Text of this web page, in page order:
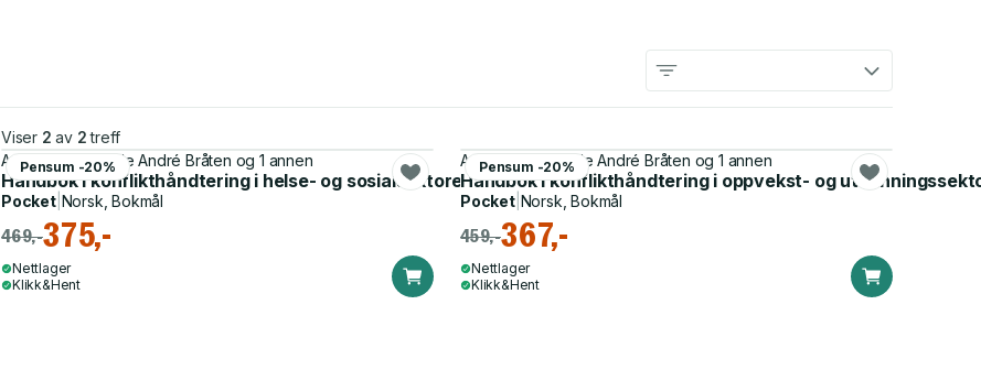
Viser 2 av 2 treff
Pensum -20%
Anette Falkum, Ole André Bråten og 1 annen
Håndbok i konflikthåndtering i helse- og sosialsektoren - forebygging av trakassering, trusler og vold
Pocket| Norsk, Bokmål
469,-375,-
Nettlager
Klikk&Hent
Pensum -20%
Anette Falkum, Ole André Bråten og 1 annen
Håndbok i konflikthåndtering i oppvekst- og
Pocket| Norsk, Bokmål
459,-367,-
Nettlager
Klikk&Hent